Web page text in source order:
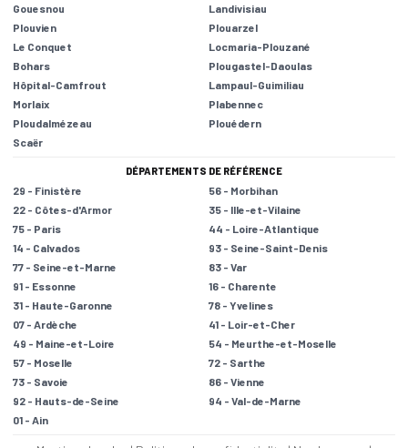
Gouesnou
Landivisiau
Plouvien
Plouarzel
Le Conquet
Locmaria-Plouzané
Bohars
Plougastel-Daoulas
Hôpital-Camfrout
Lampaul-Guimiliau
Morlaix
Plabennec
Ploudalmézeau
Plouédern
Scaër
DÉPARTEMENTS DE RÉFÉRENCE
29 - Finistère
56 - Morbihan
22 - Côtes-d'Armor
35 - Ille-et-Vilaine
75 - Paris
44 - Loire-Atlantique
14 - Calvados
93 - Seine-Saint-Denis
77 - Seine-et-Marne
83 - Var
91 - Essonne
16 - Charente
31 - Haute-Garonne
78 - Yvelines
07 - Ardèche
41 - Loir-et-Cher
49 - Maine-et-Loire
54 - Meurthe-et-Moselle
57 - Moselle
72 - Sarthe
73 - Savoie
86 - Vienne
92 - Hauts-de-Seine
94 - Val-de-Marne
01 - Ain